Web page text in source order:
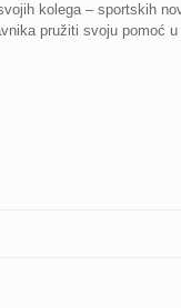
kolega – sportskih
pružiti svoju pomoć